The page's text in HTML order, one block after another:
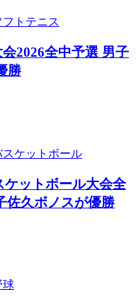
トテニス
2026全中予選 男子
勝
スケットボール
ケットボール大会全
佐久ボノスが優勝
球